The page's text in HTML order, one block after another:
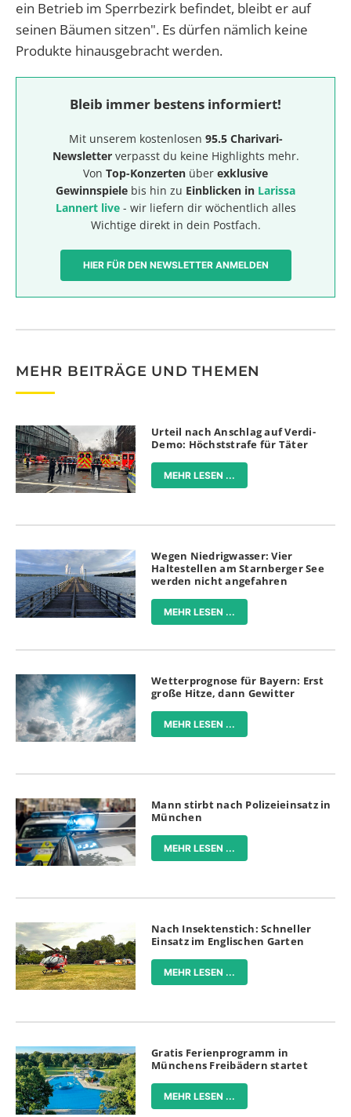
ein Betrieb im Sperrbezirk befindet, bleibt er auf
seinen Bäumen sitzen". Es dürfen nämlich keine
Produkte hinausgebracht werden.
Bleib immer bestens informiert!
Mit unserem kostenlosen 95.5 Charivari-
Newsletterverpasst du keine Highlights mehr.
Von Top-Konzerten über exklusive
Gewinnspiele bis hin zu Einblicken in Larissa
Lannert live- wir liefern dir wöchentlich alles
Wichtige direkt in dein Postfach.
HIER FÜR DEN NEWSLETTER ANMELDEN
MEHR BEITRÄGE UND THEMEN
Urteil nach Anschlag auf Verdi-
Demo: Höchststrafe für Täter
MEHR LESEN ...
Wegen Niedrigwasser: Vier
Haltestellen am Starnberger See
werden nicht angefahren
MEHR LESEN ...
Wetterprognose für Bayern: Erst
große Hitze, dann Gewitter
MEHR LESEN ...
Mann stirbt nach Polizeieinsatz in
München
MEHR LESEN ...
Nach Insektenstich: Schneller
Einsatz im Englischen Garten
MEHR LESEN ...
Gratis Ferienprogramm in
Münchens Freibädern startet
MEHR LESEN ...